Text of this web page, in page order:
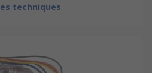
techniques